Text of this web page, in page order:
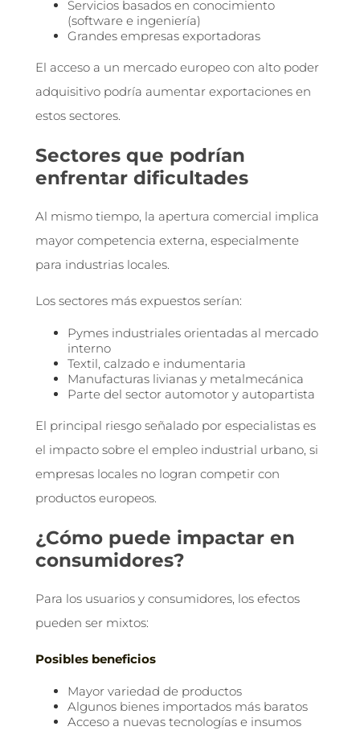
Servicios basados en conocimiento
(software e ingeniería)
Grandes empresas exportadoras
El acceso a un mercado europeo con alto poder
adquisitivo podría aumentar exportaciones en
estos sectores.
Sectores que podrían
enfrentar dificultades
Al mismo tiempo, la apertura comercial implica
mayor competencia externa, especialmente
para industrias locales.
Los sectores más expuestos serían:
Pymes industriales orientadas al mercado
interno
Textil, calzado e indumentaria
Manufacturas livianas y metalmecánica
Parte del sector automotor y autopartista
El principal riesgo señalado por especialistas es
el impacto sobre el empleo industrial urbano, si
empresas locales no logran competir con
productos europeos.
¿Cómo puede impactar en
consumidores?
Para los usuarios y consumidores, los efectos
pueden ser mixtos:
Posibles beneficios
Mayor variedad de productos
Algunos bienes importados más baratos
Acceso a nuevas tecnologías e insumos